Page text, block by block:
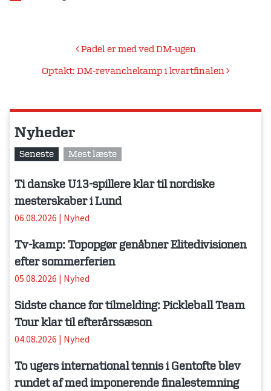
IndlægsnavigationPadel er med ved DM-ugen
Optakt: DM-revanchekamp i kvartfinalen
Nyheder
Seneste Mest læste
Ti danske U13-spillere klar til nordiske
mesterskaber i Lund
06.08.2026 | Nyhed
Tv-kamp: Topopgør genåbner Elitedivisionen
efter sommerferien
05.08.2026 | Nyhed
Sidste chance for tilmelding: Pickleball Team
Tour klar til efterårssæson
04.08.2026 | Nyhed
To ugers international tennis i Gentofte blev
rundet af med imponerende finalestemning